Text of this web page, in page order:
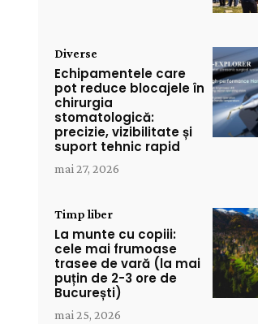
Diverse
Echipamentele care
pot reduce blocajele în
chirurgia
stomatologică:
precizie, vizibilitate și
suport tehnic rapid
mai 27, 2026
Timp liber
La munte cu copiii:
cele mai frumoase
trasee de vară (la mai
puțin de 2-3 ore de
București)
mai 25, 2026